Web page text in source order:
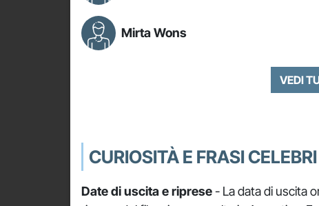
Mirta Wons
VEDI
CURIOSITÀ E FRASI CELEBRI
Date di uscita e riprese- La data di uscita